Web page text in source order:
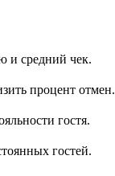
и средний чек.
процент отмен.
гостя.
гостей.